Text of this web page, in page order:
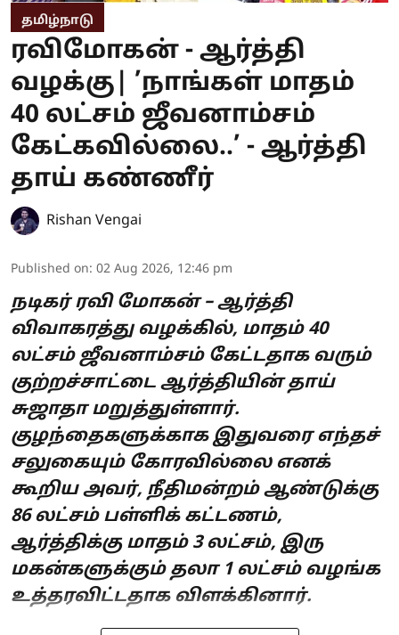
தமிழ்நாடு
ரவிமோகன் - ஆர்த்தி
வழக்கு| ’நாங்கள் மாதம்
40 லட்சம் ஜீவனாம்சம்
கேட்கவில்லை..’ - ஆர்த்தி
தாய் கண்ணீர்
Rishan Vengai
Published on: 02 Aug 2026, 12:46 pm
நடிகர் ரவி மோகன் – ஆர்த்தி
விவாகரத்து வழக்கில், மாதம் 40
லட்சம் ஜீவனாம்சம் கேட்டதாக வரும்
குற்றச்சாட்டை ஆர்த்தியின் தாய்
சுஜாதா மறுத்துள்ளார்.
குழந்தைகளுக்காக இதுவரை எந்தச்
சலுகையும் கோரவில்லை எனக்
கூறிய அவர், நீதிமன்றம் ஆண்டுக்கு
86 லட்சம் பள்ளிக் கட்டணம்,
ஆர்த்திக்கு மாதம் 3 லட்சம், இரு
மகன்களுக்கும் தலா 1 லட்சம் வழங்க
உத்தரவிட்டதாக விளக்கினார்.